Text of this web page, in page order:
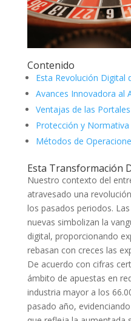
Contenido
Esta Revolución Digital
Avances Innovadora al
Ventajas de las
Protección y
Métodos de
Esta Transformación
Nuestro contexto del
atravesado una
los pasados periodos.
nuevas simbolizan la
digital, proporcionando
rebasan con creces las
De acuerdo con cifras
ámbito de apuestas en
industria mayor a los
pasado año,